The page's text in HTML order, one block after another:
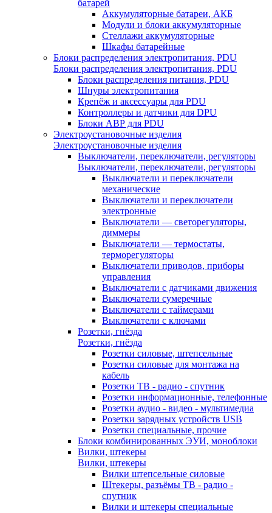
батарей
Аккумуляторные батареи, АКБ
Модули и блоки аккумуляторные
Стеллажи аккумуляторные
Шкафы батарейные
Блоки распределения электропитания, PDU
Блоки распределения электропитания, PDU
Блоки распределения питания, PDU
Шнуры электропитания
Крепёж и аксессуары для PDU
Контроллеры и датчики для DPU
Блоки АВР для PDU
Электроустановочные изделия
Электроустановочные изделия
Выключатели, переключатели, регуляторы
Выключатели, переключатели, регуляторы
Выключатели и переключатели
механические
Выключатели и переключатели
электронные
Выключатели — светорегуляторы,
диммеры
Выключатели — термостаты,
терморегуляторы
Выключатели приводов, приборы
управления
Выключатели с датчиками движения
Выключатели сумеречные
Выключатели с таймерами
Выключатели с ключами
Розетки, гнёзда
Розетки, гнёзда
Розетки силовые, штепсельные
Розетки силовые для монтажа на
кабель
Розетки ТВ - радио - спутник
Розетки информационные, телефонные
Розетки аудио - видео - мультимедиа
Розетки зарядных устройств USB
Розетки специальные, прочие
Блоки комбинированных ЭУИ, моноблоки
Вилки, штекеры
Вилки, штекеры
Вилки штепсельные силовые
Штекеры, разъёмы ТВ - радио -
спутник
Вилки и штекеры специальные